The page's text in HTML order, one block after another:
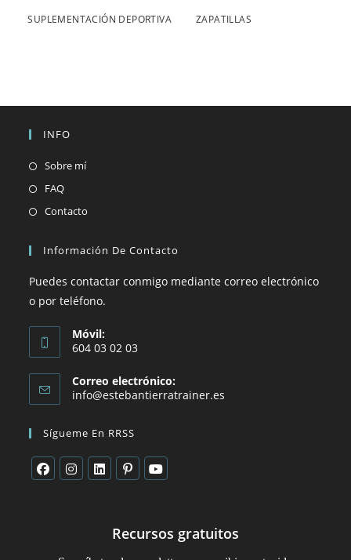
SUPLEMENTACIÓN DEPORTIVA ZAPATILLAS
INFO
Sobre mí
FAQ
Contacto
Información De Contacto
Puedes contactar conmigo mediante correo electrónico
o por teléfono.
Móvil:
604 03 02 03
Correo electrónico:
info@estebantierratrainer.es
Sígueme En RRSS
Recursos gratuitos